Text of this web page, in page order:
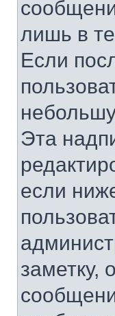
лишь в
Если
Эта
если
заметку,